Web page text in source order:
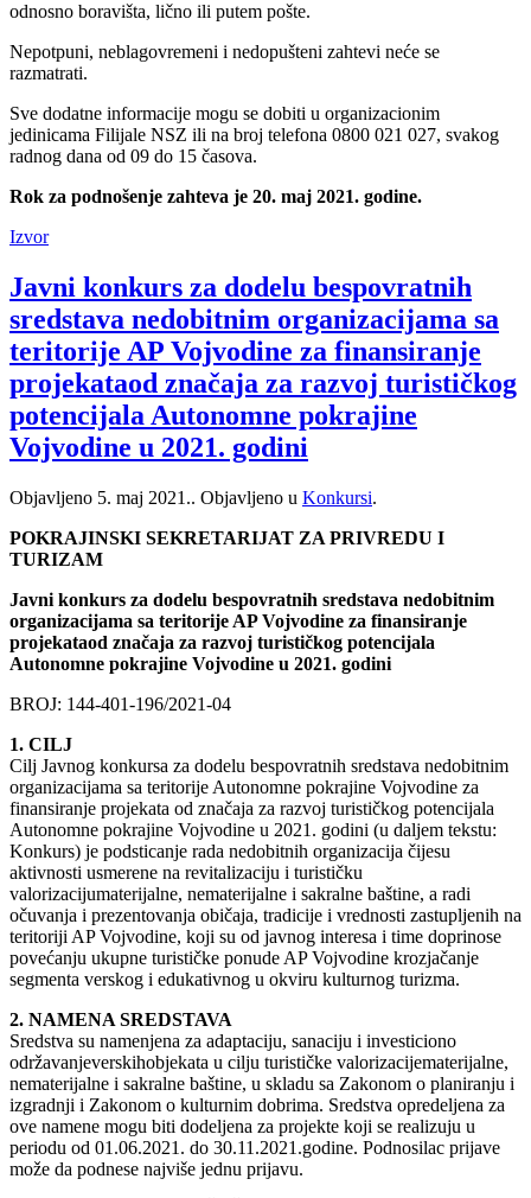
odnosno boravišta, lično ili putem pošte.
Nepotpuni, neblagovremeni i nedopušteni zahtevi neće se
razmatrati.
Sve dodatne informacije mogu se dobiti u organizacionim
jedinicama Filijale NSZ ili na broj telefona 0800 021 027, svakog
radnog dana od 09 do 15 časova.
Rok za podnošenje zahteva je 20. maj 2021. godine.
Izvor
Javni konkurs za dodelu bespovratnih
sredstava nedobitnim organizacijama sa
teritorije AP Vojvodine za finansiranje
projekataod značaja za razvoj turističkog
potencijala Autonomne pokrajine
Vojvodine u 2021. godini
Objavljeno 5. maj 2021.. Objavljeno u Konkursi.
POKRAJINSKI SEKRETARIJAT ZA PRIVREDU I
TURIZAM
Javni konkurs za dodelu bespovratnih sredstava nedobitnim
organizacijama sa teritorije AP Vojvodine za finansiranje
projekataod značaja za razvoj turističkog potencijala
Autonomne pokrajine Vojvodine u 2021. godini
BROJ: 144-401-196/2021-04
1. CILJ
Cilj Javnog konkursa za dodelu bespovratnih sredstava nedobitnim
organizacijama sa teritorije Autonomne pokrajine Vojvodine za
finansiranje projekata od značaja za razvoj turističkog potencijala
Autonomne pokrajine Vojvodine u 2021. godini (u daljem tekstu:
Konkurs) je podsticanje rada nedobitnih organizacija čijesu
aktivnosti usmerene na revitalizaciju i turističku
valorizacijumaterijalne, nematerijalne i sakralne baštine, a radi
očuvanja i prezentovanja običaja, tradicije i vrednosti zastupljenih na
teritoriji AP Vojvodine, koji su od javnog interesa i time doprinose
povećanju ukupne turističke ponude AP Vojvodine krozjačanje
segmenta verskog i edukativnog u okviru kulturnog turizma.
2. NAMENA SREDSTAVA
Sredstva su namenjena za adaptaciju, sanaciju i investiciono
održavanjeverskihobjekata u cilju turističke valorizacijematerijalne,
nematerijalne i sakralne baštine, u skladu sa Zakonom o planiranju i
izgradnji i Zakonom o kulturnim dobrima. Sredstva opredeljena za
ove namene mogu biti dodeljena za projekte koji se realizuju u
periodu od 01.06.2021. do 30.11.2021.godine. Podnosilac prijave
može da podnese najviše jednu prijavu.